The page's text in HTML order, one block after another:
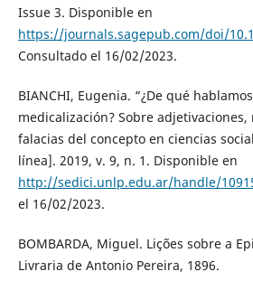
Issue 3. Disponible en
https://journals.sagepub.com/doi/
Consultado el 16/02/2023.
BIANCHI, Eugenia. “¿De qué
medicalización? Sobre
falacias del concepto en ciencias
línea]. 2019, v. 9, n. 1. Disponible en
http://sedici.unlp.edu.ar/handle/
el 16/02/2023.
BOMBARDA, Miguel. Lições sobre a
Livraria de Antonio Pereira, 1896.